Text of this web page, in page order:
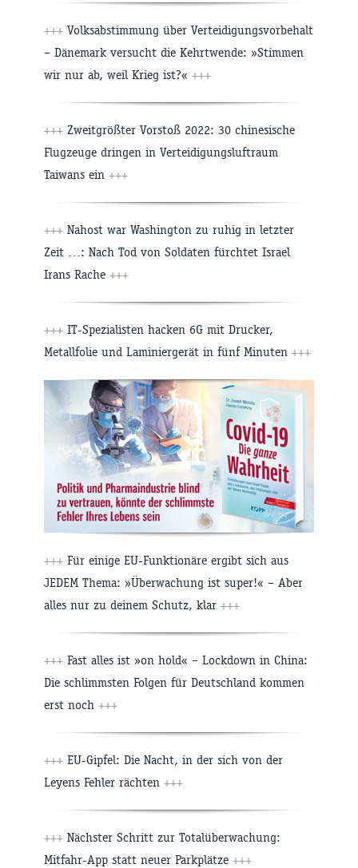
+++ Volksabstimmung über Verteidigungsvorbehalt
– Dänemark versucht die Kehrtwende: »Stimmen
wir nur ab, weil Krieg ist?« +++
+++ Zweitgrößter Vorstoß 2022: 30 chinesische
Flugzeuge dringen in Verteidigungsluftraum
Taiwans ein +++
+++ Nahost war Washington zu ruhig in letzter
Zeit …: Nach Tod von Soldaten fürchtet Israel
Irans Rache +++
+++ IT-Spezialisten hacken 6G mit Drucker,
Metallfolie und Laminiergerät in fünf Minuten +++
+++ Für einige EU-Funktionäre ergibt sich aus
JEDEM Thema: »Überwachung ist super!« – Aber
alles nur zu deinem Schutz, klar +++
+++ Fast alles ist »on hold« – Lockdown in China:
Die schlimmsten Folgen für Deutschland kommen
erst noch +++
+++ EU-Gipfel: Die Nacht, in der sich von der
Leyens Fehler rächten +++
+++ Nächster Schritt zur Totalüberwachung:
Mitfahr-App statt neuer Parkplätze +++